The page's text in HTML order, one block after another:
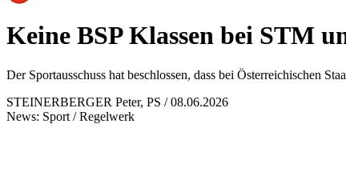
Keine BSP Klassen bei STM
Der Sportausschuss hat beschlossen, dass bei Österreichischen
STEINERBERGER Peter, PS / 08.06.2026
News: Sport / Regelwerk